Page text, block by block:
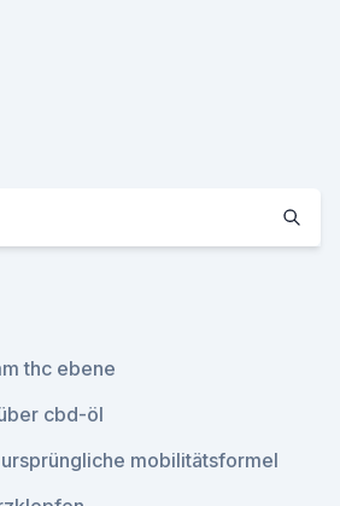
thc ebene
cbd-öl
mobilitätsformel